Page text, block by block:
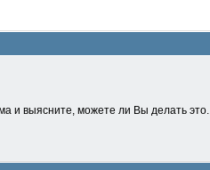
и выясните, можете ли Вы делать это.